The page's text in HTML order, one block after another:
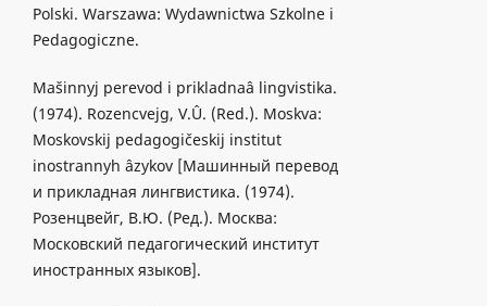
Polski. Warszawa: Wydawnictwa Szkolne i
Pedagogiczne.
Mašinnyj perevod i prikladnaâ lingvistika.
(1974). Rozencvejg, V.Û. (Red.). Moskva:
Moskovskij pedagogičeskij institut
inostrannyh âzykov [Машинный перевод
и прикладная лингвистика. (1974).
Розенцвейг, В.Ю. (Ред.). Москва:
Московский педагогический институт
иностранных языков].